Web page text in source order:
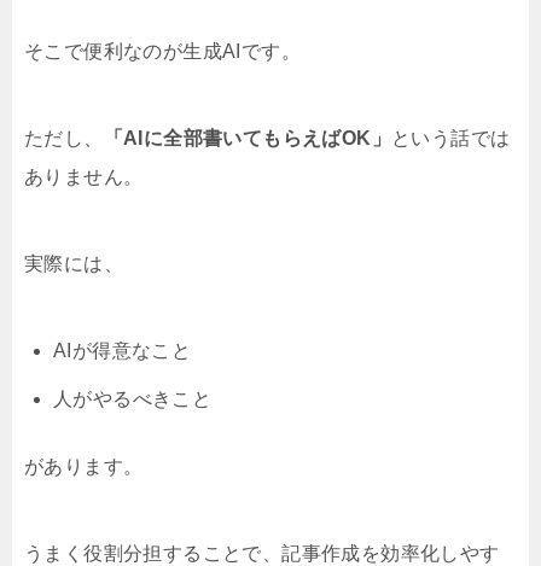
そこで便利なのが生成AIです。
ただし、 「AIに全部書いてもらえばOK」
という話では
ありません。
実際には、
AIが得意なこと
人がやるべきこと
があります。
うまく役割分担することで、記事作成を効率化しやす